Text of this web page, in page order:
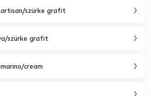
szürke grafit
szürke grafit
cream